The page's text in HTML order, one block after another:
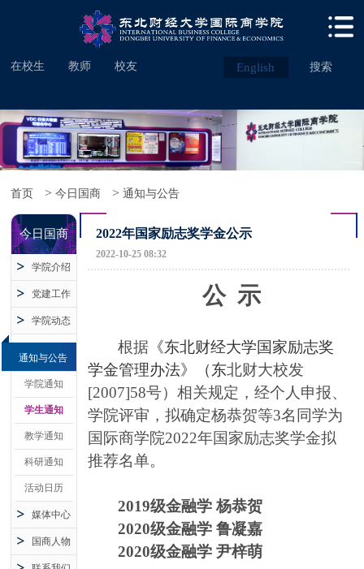
在校生 教师 校友 English 搜索
首页 >今日国商 >通知与公告
今日国商
学院介绍
党建工作
学院动态
通知与公告
学院通知
学生通知
教学通知
科研通知
活动日历
媒体中心
国商人物
2022年国家励志奖学金公示
2022-10-25 08:32
公 示
根据 《东北财经大学国家励志奖
学金管理办法》（东北财大校发
[2007]58号）相关规定，经个人申报、
学院评审，拟确定杨恭贺等3名同学为
国际商学院2022年国家励志奖学金拟
推荐名单。
2019级金融学 杨恭贺
2020级金融学 鲁凝嘉
2020级金融学 尹梓萌